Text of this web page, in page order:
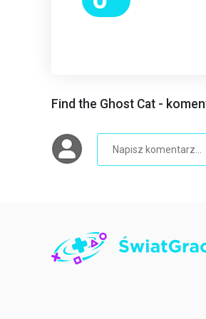
Find the Ghost Cat -